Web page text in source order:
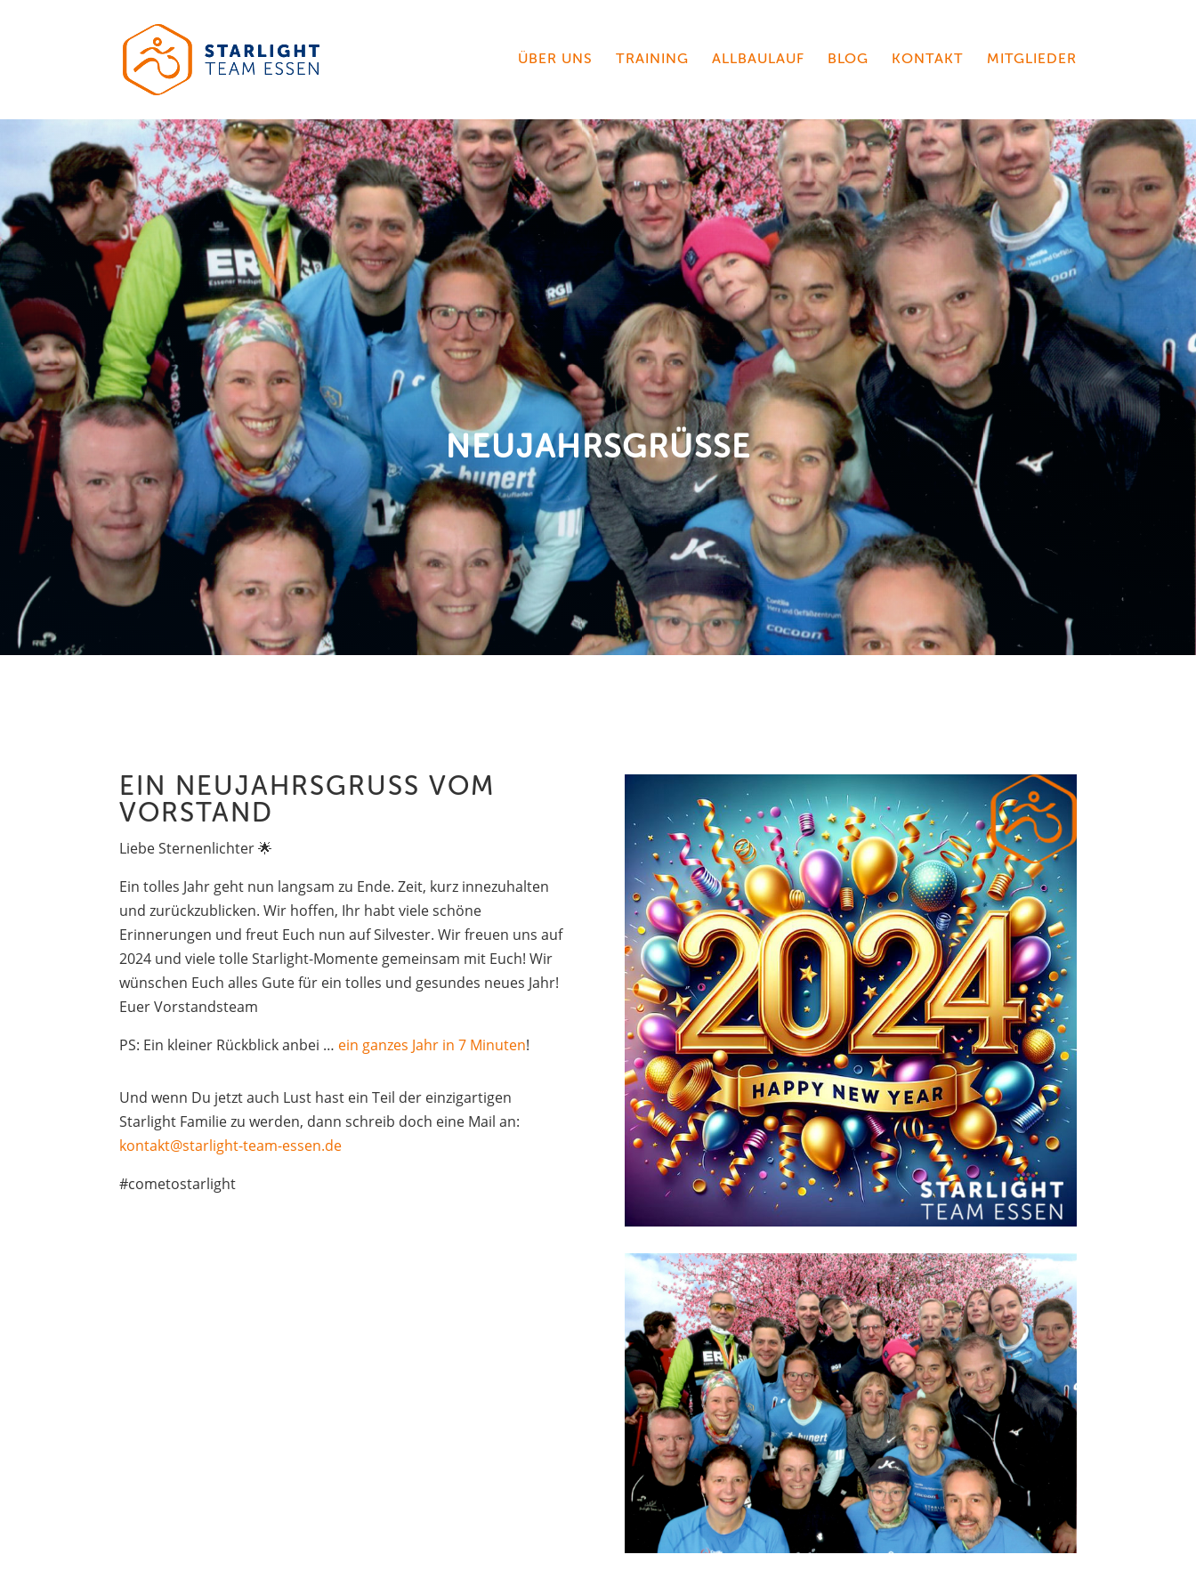
ÜBER UNS TRAINING ALLBAULAUF BLOG KONTAKT MITGLIEDER
NEUJAHRSGRÜSSE
EIN NEUJAHRSGRUSS VOM V
ORSTAND
Liebe Sternenlichter 🌟
Ein tolles Jahr geht nun langsam zu Ende. Zeit, kurz innezuhalten
und zurückzublicken. Wir hoffen, Ihr habt viele schöne
Erinnerungen und freut Euch nun auf Silvester. Wir freuen uns auf
2024 und viele tolle Starlight-Momente gemeinsam mit Euch! Wir
wünschen Euch alles Gute für ein tolles und gesundes neues Jahr!
Euer Vorstandsteam
PS: Ein kleiner Rückblick anbei … ein ganzes Jahr in 7 Minuten!
Und wenn Du jetzt auch Lust hast ein Teil der einzigartigen
Starlight Familie zu werden, dann schreib doch eine Mail an:
kontakt@starlight-team-essen.de
#cometostarlight